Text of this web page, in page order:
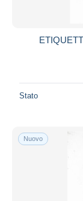
Stato
Nuovo